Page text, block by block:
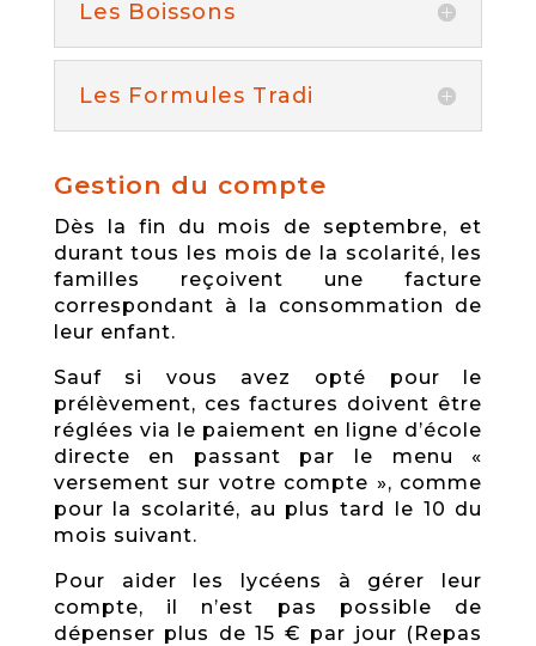
Les Boissons
Les Formules Tradi
­Gestion du compte
Dès la fin du mois de septembre, et
durant tous les mois de la scolarité, les
familles reçoivent une facture
correspondant à la consommation de
leur enfant.
Sauf si vous avez opté pour le
prélèvement, ces factures doivent être
réglées via le paiement en ligne d’école
directe en passant par le menu «
versement sur votre compte », comme
pour la scolarité, au plus tard le 10 du
mois suivant.
Pour aider les lycéens à gérer leur
compte, il n’est pas possible de
dépenser plus de 15 € par jour (Repas